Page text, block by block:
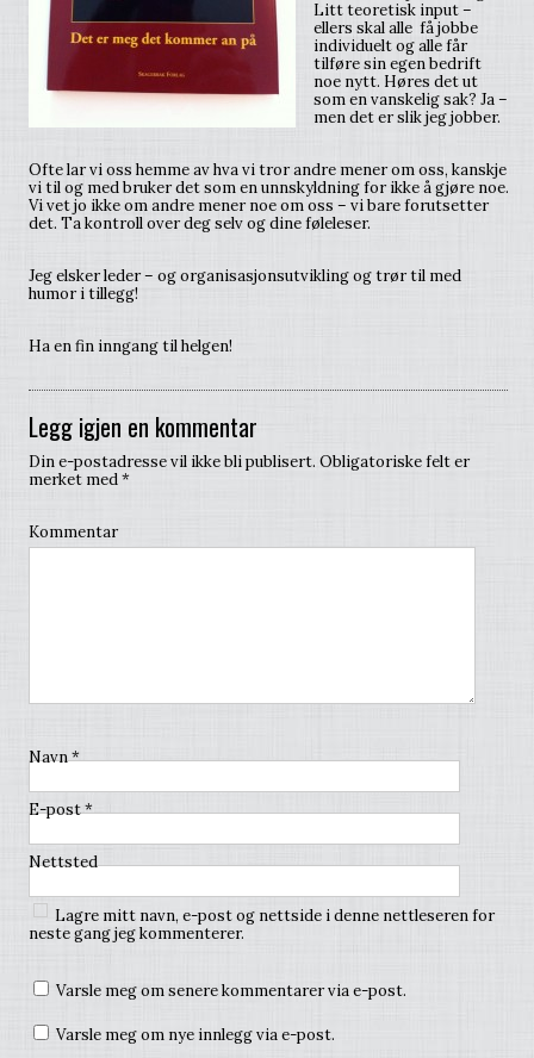
Litt teoretisk input –
ellers skal alle få jobbe
individuelt og alle får
tilføre sin egen bedrift
noe nytt. Høres det ut
som en vanskelig sak? Ja –
men det er slik jeg jobber.
Ofte lar vi oss hemme av hva vi tror andre mener om oss, kanskje
vi til og med bruker det som en unnskyldning for ikke å gjøre noe.
Vi vet jo ikke om andre mener noe om oss – vi bare forutsetter
det. Ta kontroll over deg selv og dine føleleser.
Jeg elsker leder – og organisasjonsutvikling og trør til med
humor i tillegg!
Ha en fin inngang til helgen!
Legg igjen en kommentar
Din e-postadresse vil ikke bli publisert. Obligatoriske felt er
merket med*
Kommentar
Navn*
E-post*
Nettsted
Lagre mitt navn, e-post og nettside i denne nettleseren for
neste gang jeg kommenterer.
Varsle meg om senere kommentarer via e-post.
Varsle meg om nye innlegg via e-post.